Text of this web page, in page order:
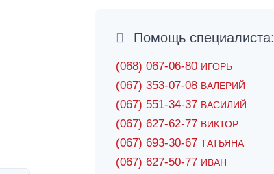
Помощь специалиста:
(068) 067-06-80 ИГОРЬ
(067) 353-07-08 ВАЛЕРИЙ
(067) 551-34-37 ВАСИЛИЙ
(067) 627-62-77 ВИКТОР
(067) 693-30-67 ТАТЬЯНА
(067) 627-50-77 ИВАН